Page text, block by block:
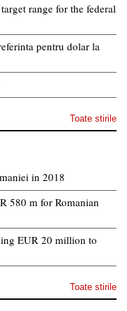
range for the federal
pentru dolar la
Toate stirile
in 2018
580 m for Romanian
EUR 20 million to
Toate stirile